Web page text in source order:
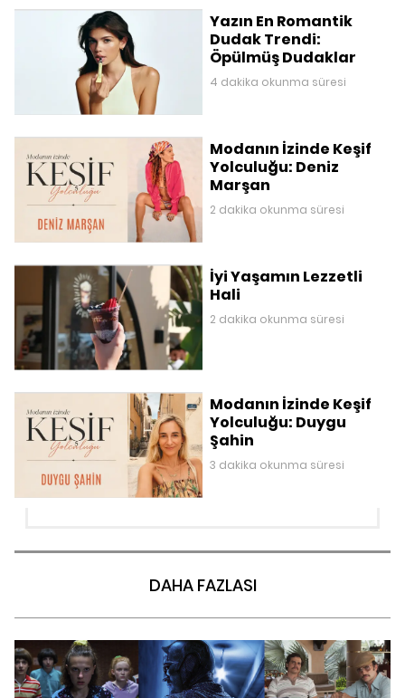
Yazın En Romantik
Dudak Trendi:
Öpülmüş Dudaklar
4 dakika okunma süresi
Modanın İzinde Keşif
Yolculuğu: Deniz
Marşan
2 dakika okunma süresi
İyi Yaşamın Lezzetli
Hali
2 dakika okunma süresi
Modanın İzinde Keşif
Yolculuğu: Duygu
Şahin
3 dakika okunma süresi
DAHA FAZLASI